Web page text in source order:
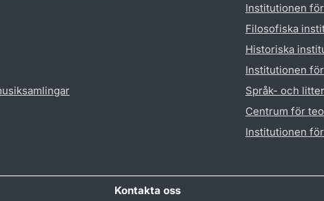
Institutionen
Filosofiska
Historiska
Institutionen
Språk- och
Centrum för
Institutionen
Kontakta oss